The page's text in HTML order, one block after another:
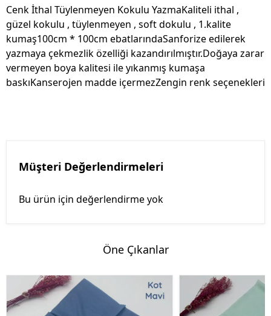
Cenk İthal Tüylenmeyen Kokulu YazmaKaliteli ithal ,
güzel kokulu , tüylenmeyen , soft dokulu , 1.kalite
kumaş100cm * 100cm ebatlarındaSanforize edilerek
yazmaya çekmezlik özelliği kazandırılmıştır.Doğaya zarar
vermeyen boya kalitesi ile yıkanmış kumaşa
baskıKanserojen madde içermezZengin renk seçenekleri
Müşteri Değerlendirmeleri
Bu ürün için değerlendirme yok
Öne Çıkanlar